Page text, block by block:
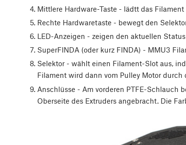
Mittlere Hardware-Taste - lädtt das
Rechte Hardwaretaste - bewegt den
LED-Anzeigen - zeigen den aktuellen
SuperFINDA (oder kurz FINDA) - MMU3
Selektor - wählt einen Filament-Slot aus,
Filament wird dann vom Pulley Motor
Anschlüsse - Am vorderen PTFE-Schlauch
Oberseite des Extruders angebracht. Die